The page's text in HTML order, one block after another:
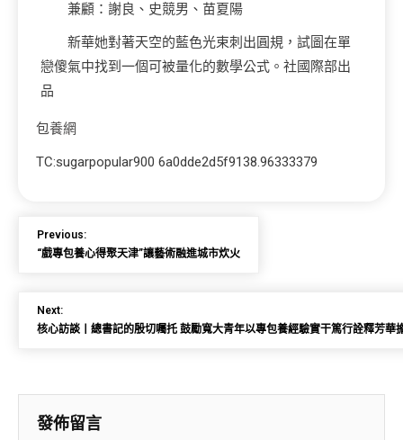
兼顧：謝良、史競男、苗夏陽
新華她對著天空的藍色光束刺出圓規，試圖在單
戀傻氣中找到一個可被量化的數學公式。社國際部出
品
包養網
TC:sugarpopular900 6a0dde2d5f9138.96333379
Previous:
“戲專包養心得聚天津”讓藝術融進城市炊火
Next:
核心訪談丨總書記的殷切囑托 鼓勵寬大青年以專包養經驗實干篤行詮釋芳華
發佈留言